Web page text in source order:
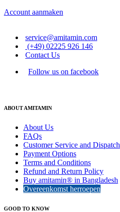
Account aanmaken
service@amitamin.com
(+49) 02225 926 146
Contact Us
Follow us on facebook
ABOUT AMITAMIN
About Us
FAQs
Customer Service and Dispatch
Payment Options
Terms and Conditions
Refund and Return Policy
Buy amitamin® in Bangladesh
Overeenkomst herroepen
GOOD TO KNOW